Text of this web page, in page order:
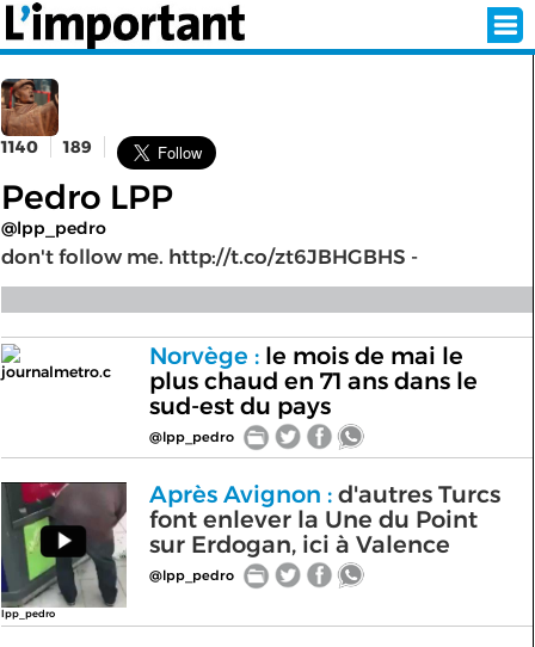
INSCRIPTION
SÉLECTION DE L'ÉTÉ
ABONNEZ-VOUS À LA NEWSLETTER!
1140 189
Pedro LPP
@lpp_pedro
don't follow me. http://t.co/zt6JBHGBHS -
journalmetro.c
Norvège :le mois de mai le
plus chaud en 71 ans dans le
sud-est du pays
@lpp_pedro
lpp_pedro
Après Avignon :d'autres Turcs
font enlever la Une du Point
sur Erdogan, ici à Valence
@lpp_pedro